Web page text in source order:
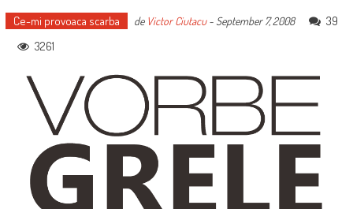
Ce-mi provoaca scarba de Victor Ciutacu- September 7, 2008
39
3261